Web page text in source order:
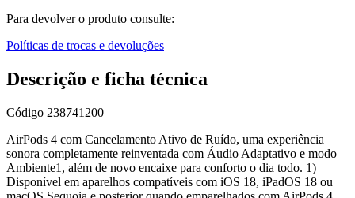
Para devolver o produto consulte:
Políticas de trocas e devoluções
Descrição e ficha técnica
Código 238741200
AirPods 4 com Cancelamento Ativo de Ruído, uma experiência
sonora completamente reinventada com Áudio Adaptativo e modo
Ambiente1, além de novo encaixe para conforto o dia todo. 1)
Disponível em aparelhos compatíveis com iOS 18, iPadOS 18 ou